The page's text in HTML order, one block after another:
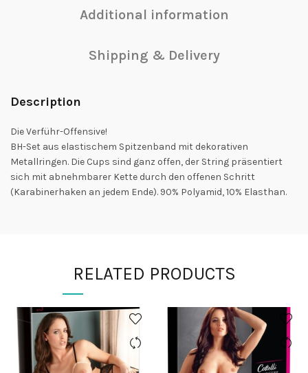
Additional information
Shipping & Delivery
Description
Die Verführ-Offensive!
BH-Set aus elastischem Spitzenband mit dekorativen
Metallringen. Die Cups sind ganz offen, der String präsentiert
sich mit abnehmbarer Kette durch den offenen Schritt
(Karabinerhaken an jedem Ende). 90% Polyamid, 10% Elasthan.
RELATED PRODUCTS